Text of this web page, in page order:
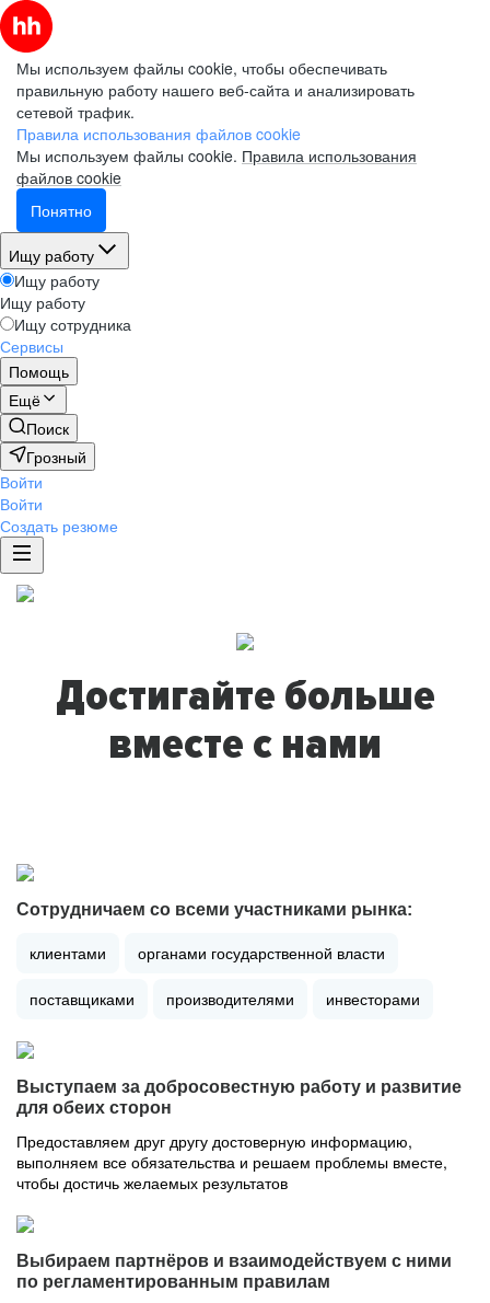
Мы используем файлы cookie, чтобы обеспечивать
правильную работу нашего веб-сайта и анализировать
сетевой трафик.
Правила использования файлов cookie
Мы используем файлы cookie. Правила использования
файлов cookie
Понятно
Ищу работу
Ищу работу
Ищу работу
Ищу сотрудника
Сервисы
Помощь
Ещё
Поиск
Грозный
Войти
Войти
Создать резюме
Достигайте больше
вместе с нами
Сотрудничаем со всеми участниками рынка:
клиентами органами государственной власти
поставщиками производителями инвесторами
Выступаем за добросовестную работу и развитие
для обеих сторон
Предоставляем друг другу достоверную информацию,
выполняем все обязательства и решаем проблемы вместе,
чтобы достичь желаемых результатов
Выбираем партнёров и взаимодействуем с ними
по регламентированным правилам